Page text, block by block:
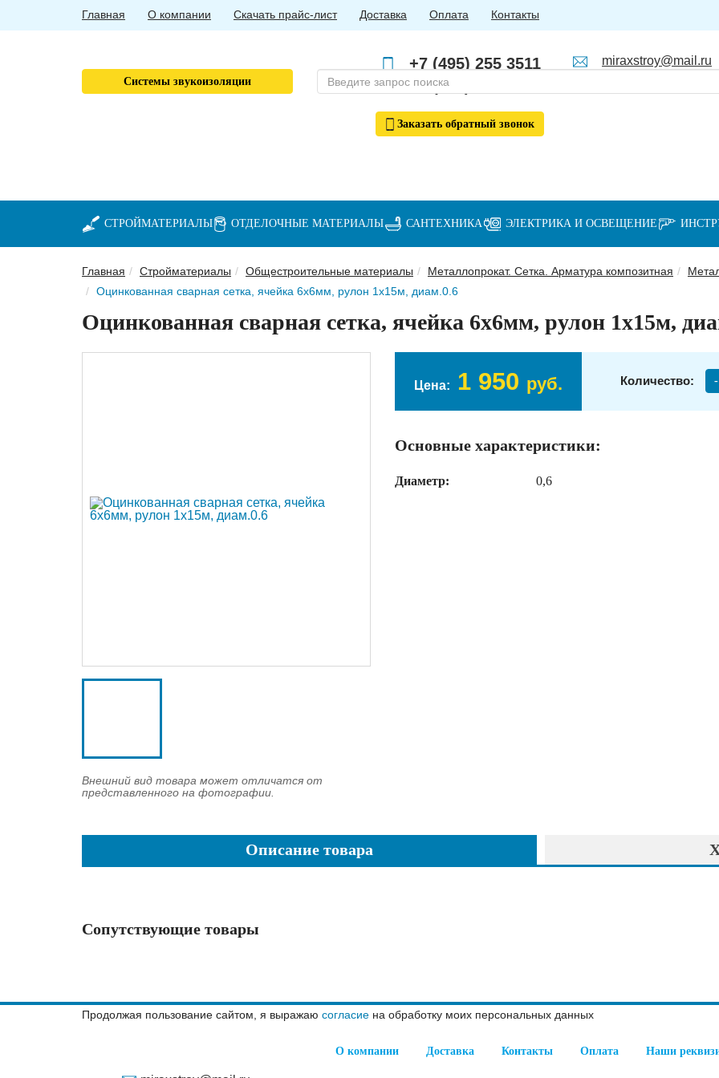
СТРОЙМАТЕРИАЛЫ ОТДЕЛОЧНЫЕ МАТЕРИАЛЫ САНТЕХНИКА ЭЛЕКТРИКА И ОСВЕЩЕНИЕ
Главная О компании Скачать прайс-лист Доставка Оплата Контакты
+7 (495) 255 3511
+7 (985) 762 4123
Заказать обратный звонок
miraxstroy@mail.ru
Системы звукоизоляции
Главная Стройматериалы Общестроительные материалы Металлопрокат. Сетка. Арматура композитная
Оцинкованная сварная сетка, ячейка 6х6мм, рулон 1х15м, диам.0.6
Оцинкованная сварная сетка, ячейка 6х6мм, рулон 1х15м,
Внешний вид товара может отличатся от
представленного на фотографии.
Цена: 1 950 руб. Количество: -
Основные характеристики:
Диаметр: 0,6
Описание товара
Сопутствующие товары
О компании Доставка Контакты Оплата Наши
Продолжая пользование сайтом, я выражаю согласие на обработку моих персональных данных